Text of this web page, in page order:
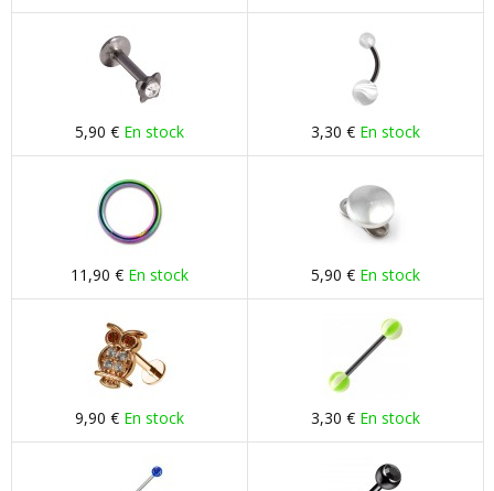
5,90 € En stock 3,30 € En stock
11,90 € En stock 5,90 € En stock
9,90 € En stock 3,30 € En stock